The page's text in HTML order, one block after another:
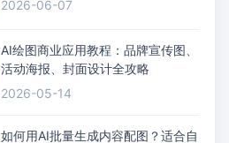
2026-06-07
AI绘图商业应用教程：品牌宣传图、
活动海报、封面设计全攻略
2026-05-14
如何用AI批量生成内容配图？适合自